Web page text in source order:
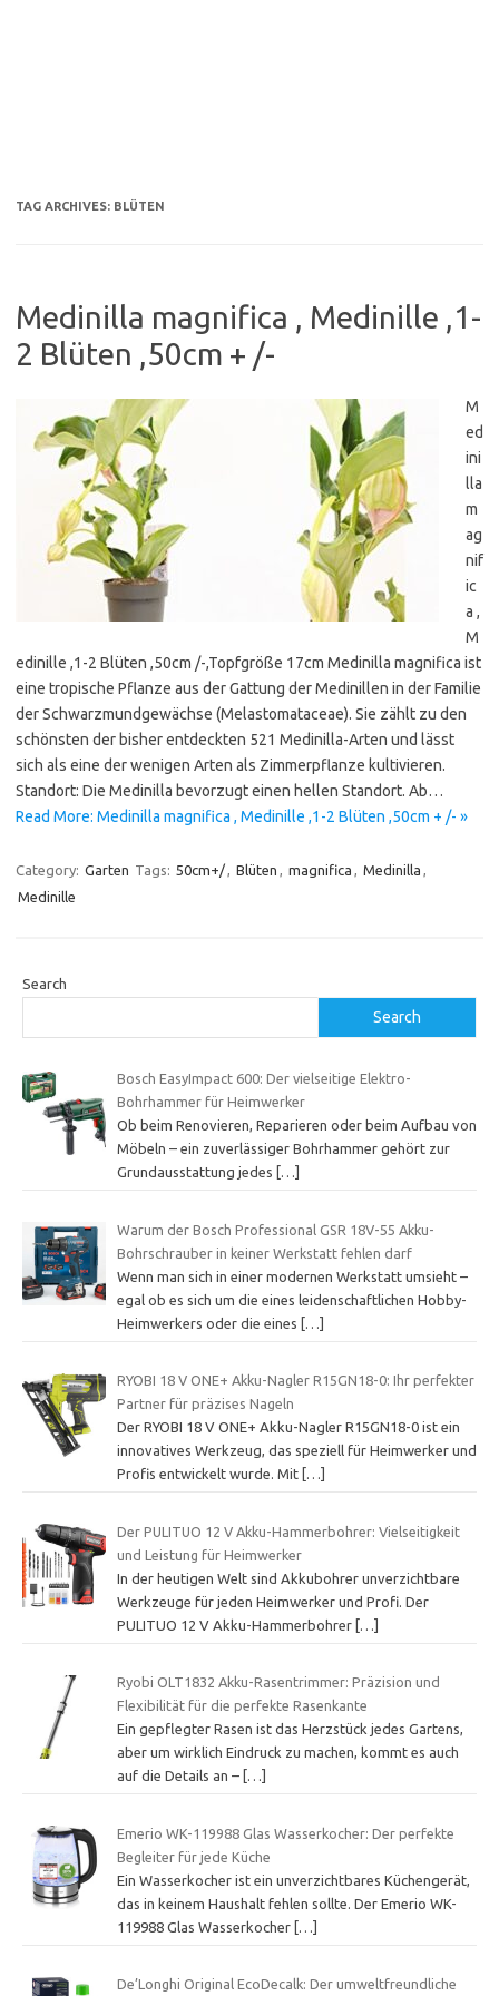
TAG ARCHIVES: BLÜTEN
Medinilla magnifica , Medinille ,1-
2 Blüten ,50cm + /-
M
ed
ini
lla
m
ag
nif
ic
a ,
M
edinille ,1-2 Blüten ,50cm /-,Topfgröße 17cm Medinilla magnifica ist
eine tropische Pflanze aus der Gattung der Medinillen in der Familie
der Schwarzmundgewächse (Melastomataceae). Sie zählt zu den
schönsten der bisher entdeckten 521 Medinilla-Arten und lässt
sich als eine der wenigen Arten als Zimmerpflanze kultivieren.
Standort: Die Medinilla bevorzugt einen hellen Standort. Ab…
Read More: Medinilla magnifica , Medinille ,1-2 Blüten ,50cm + /- »
Category: Garten Tags: 50cm+/, Blüten , magnifica , Medinilla ,
Medinille
Search
Search
Bosch EasyImpact 600: Der vielseitige Elektro-
Bohrhammer für Heimwerker
Ob beim Renovieren, Reparieren oder beim Aufbau von
Möbeln – ein zuverlässiger Bohrhammer gehört zur
Grundausstattung jedes
[…]
Warum der Bosch Professional GSR 18V-55 Akku-
Bohrschrauber in keiner Werkstatt fehlen darf
Wenn man sich in einer modernen Werkstatt umsieht –
egal ob es sich um die eines leidenschaftlichen Hobby-
Heimwerkers oder die eines […]
RYOBI 18 V ONE+ Akku-Nagler R15GN18-0: Ihr perfekter
Partner für präzises Nageln
Der RYOBI 18 V ONE+ Akku-Nagler R15GN18-0 ist ein
innovatives Werkzeug, das speziell für Heimwerker und
Profis entwickelt wurde. Mit […]
Der PULITUO 12 V Akku-Hammerbohrer: Vielseitigkeit
und Leistung für Heimwerker
In der heutigen Welt sind Akkubohrer unverzichtbare
Werkzeuge für jeden Heimwerker und Profi. Der
PULITUO 12 V Akku-Hammerbohrer […]
Ryobi OLT1832 Akku-Rasentrimmer: Präzision und
Flexibilität für die perfekte Rasenkante
Ein gepflegter Rasen ist das Herzstück jedes Gartens,
aber um wirklich Eindruck zu machen, kommt es auch
auf die Details an – […]
Emerio WK-119988 Glas Wasserkocher: Der perfekte
Begleiter für jede Küche
Ein Wasserkocher ist ein unverzichtbares Küchengerät,
das in keinem Haushalt fehlen sollte. Der Emerio WK-
119988 Glas Wasserkocher […]
De’Longhi Original EcoDecalk: Der umweltfreundliche